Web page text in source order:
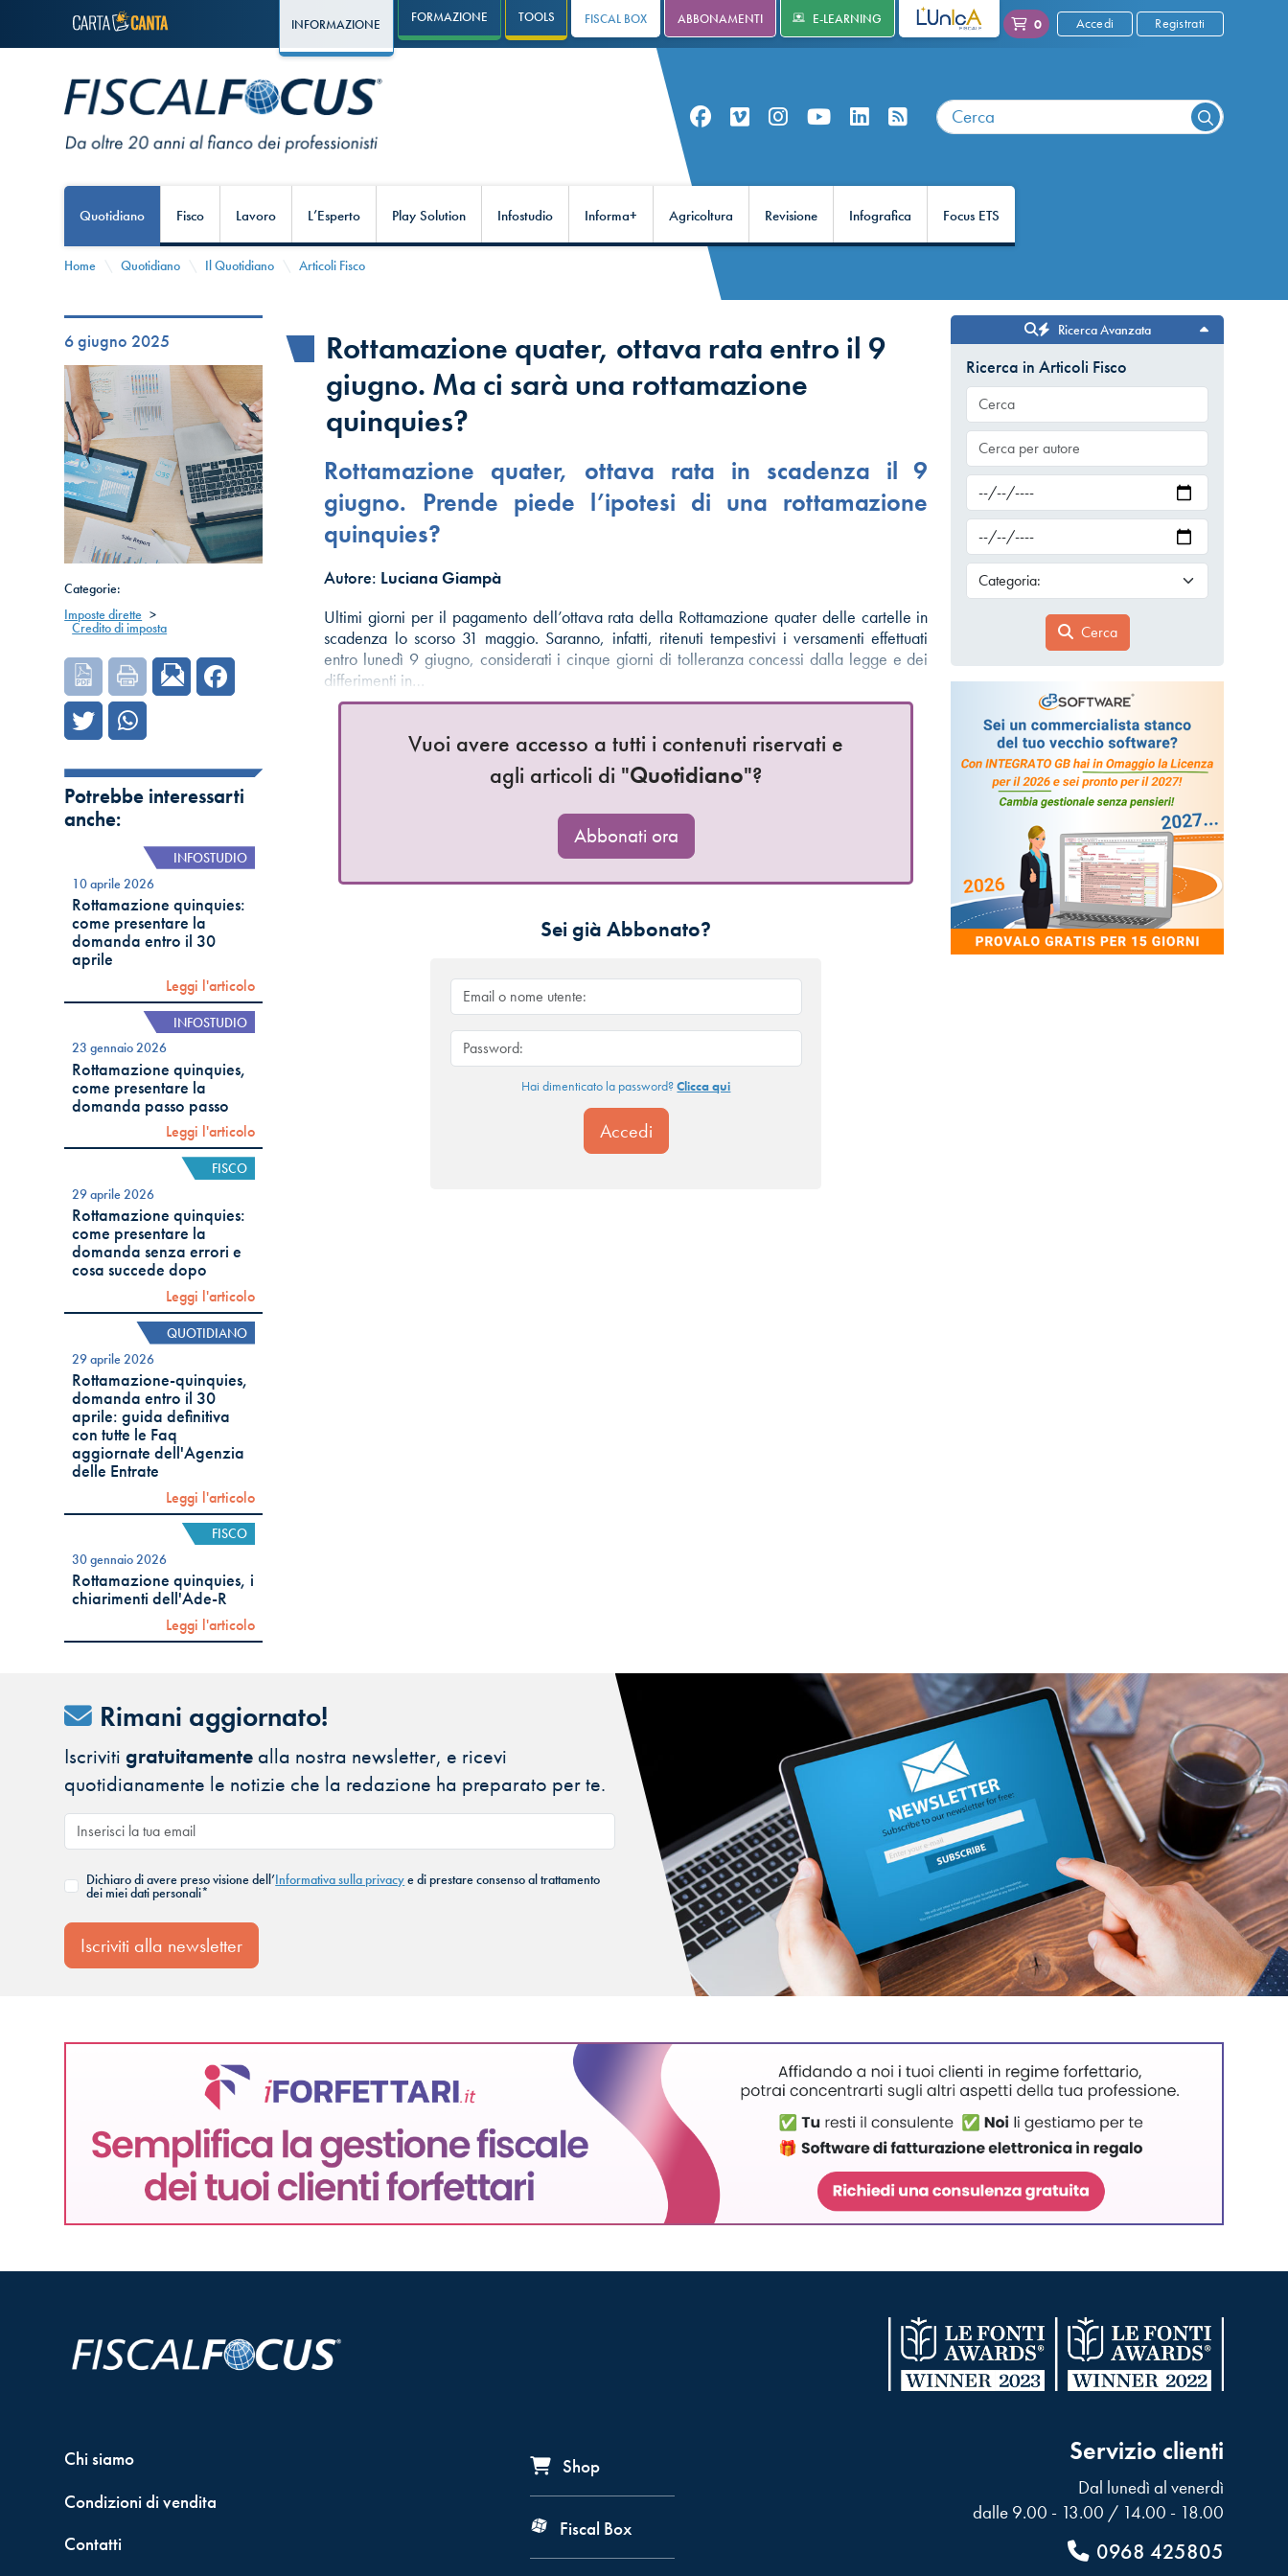
INFORMAZIONE FORMAZIONE TOOLS FISCAL BOX ABBONAMENTI E-LEARNING L'UNICA 0 Accedi Registrati
Quotidiano Fisco Lavoro L’Esperto Play Solution Infostudio Informa+ Agricoltura Revisione Infografica Focus ETS
Home Quotidiano Il Quotidiano Articoli Fisco
6 giugno 2025
Categorie:
Imposte dirette >
Credito di imposta
Potrebbe interessarti
anche:
INFOSTUDIO
10 aprile 2026
Rottamazione quinquies:
come presentare la
domanda entro il 30
aprile
Leggi l'articolo
INFOSTUDIO
23 gennaio 2026
Rottamazione quinquies,
come presentare la
domanda passo passo
Leggi l'articolo
FISCO
29 aprile 2026
Rottamazione quinquies:
come presentare la
domanda senza errori e
cosa succede dopo
Leggi l'articolo
QUOTIDIANO
29 aprile 2026
Rottamazione-quinquies,
domanda entro il 30
aprile: guida definitiva
con tutte le Faq
aggiornate dell'Agenzia
delle Entrate
Leggi l'articolo
FISCO
30 gennaio 2026
Rottamazione quinquies, i
chiarimenti dell'Ade-R
Leggi l'articolo
Rottamazione quater, ottava rata entro il 9
giugno. Ma ci sarà una rottamazione
quinquies?
Rottamazione quater, ottava rata in scadenza il 9
giugno. Prende piede l’ipotesi di una rottamazione
quinquies?
Autore: Luciana Giampà
Ultimi giorni per il pagamento dell’ottava rata della Rottamazione quater delle cartelle in
scadenza lo scorso 31 maggio. Saranno, infatti, ritenuti tempestivi i versamenti effettuati
entro lunedì 9 giugno, considerati i cinque giorni di tolleranza concessi dalla legge e dei
differimenti in…
Vuoi avere accesso a tutti i contenuti riservati e
agli articoli di "Quotidiano"?
Abbonati ora
Sei già Abbonato?
Hai dimenticato la password?Clicca qui
Ricerca Avanzata
Ricerca in Articoli Fisco
Cerca
Rimani aggiornato!
Iscrivitigratuitamente alla nostra newsletter, e ricevi
quotidianamente le notizie che la redazione ha preparato per te.
Dichiaro di avere preso visione dell’Informativa sulla privacye di prestare consenso al trattamento
dei miei dati personali*
Iscriviti alla newsletter
Chi siamo
Condizioni di vendita
Contatti
Shop
Fiscal Box
Servizio clienti
Dal lunedì al venerdì
dalle 9.00 - 13.00 / 14.00 - 18.00
0968 425805